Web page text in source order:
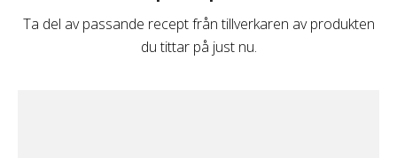
Ta del av passande recept från tillverkaren av produkten
du tittar på just nu.